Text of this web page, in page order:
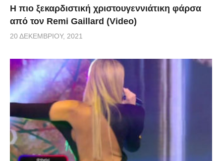
Η πιο ξεκαρδιστική χριστουγεννιάτικη φάρσα
από τον Remi Gaillard (Video)
20 ΔΕΚΕΜΒΡΊΟΥ, 2021